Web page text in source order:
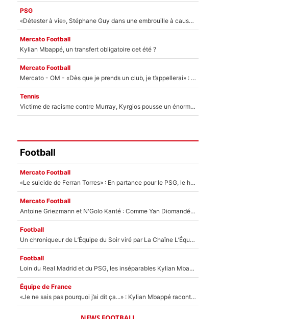
PSG
«Détester à vie», Stéphane Guy dans une embrouille à cause du PSG !
Mercato Football
Kylian Mbappé, un transfert obligatoire cet été ?
Mercato Football
Mercato - OM - «Dès que je prends un club, je t’appellerai» : La promesse de Marcelino au moment de claquer la porte
Tennis
Victime de racisme contre Murray, Kyrgios pousse un énorme coup de gueule !
Football
Mercato Football
«Le suicide de Ferran Torres» : En partance pour le PSG, le héros de la finale de la Coupe du monde s'attire les foudres de la presse espagnole !
Mercato Football
Antoine Griezmann et N'Golo Kanté : Comme Yan Diomandé, les deux champions du monde ont refusé de signer au PSG !
Football
Un chroniqueur de L’Équipe du Soir viré par La Chaîne L’Équipe : Même Olivier Ménard n’avait pas pu empêcher son départ, «je l’ai appris sur Twitter, je l’ai vécu assez mal»
Football
Loin du Real Madrid et du PSG, les inséparables Kylian Mbappé et Achraf Hakimi changent d'équipe le temps d'une journée !
Équipe de France
«Je ne sais pas pourquoi j’ai dit ça...» : Kylian Mbappé raconte sa première rencontre avec Zinédine Zidane (et c’est très drôle)